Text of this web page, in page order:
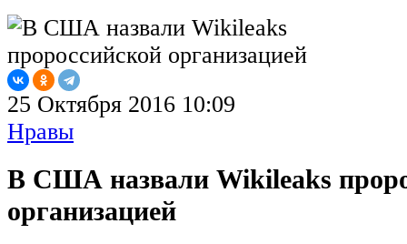
25 Октября 2016 10:09
Нравы
В США назвали Wikileaks
организацией